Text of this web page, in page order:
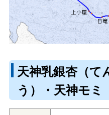
天神乳銀杏（て
う）・天神モミ